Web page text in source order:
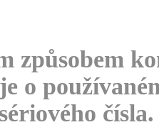
způsobem
o
čísla.